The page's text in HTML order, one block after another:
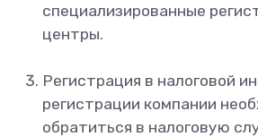
специализированные
центры.
Регистрация в налоговой
регистрации компании
обратиться в налоговую